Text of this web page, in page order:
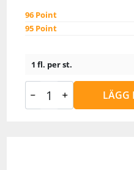
96 Point
95 Point
1 fl. per st.
LÄGG